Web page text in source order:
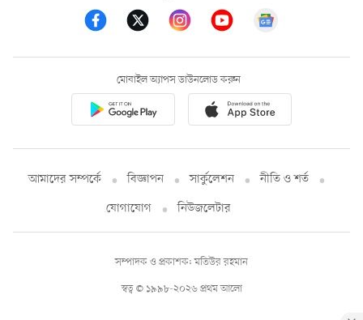
মোবাইল অ্যাপস ডাউনলোড করুন
আমাদের সম্পর্কে বিজ্ঞাপন সার্কুলেশন
নীতি ও শর্ত
যোগাযোগ
নিউজলেটার
স্বত্ব © ১৯৯৮-২০২৬ প্রথম আলো
সম্পাদক ও প্রকাশক: মতিউর রহমান